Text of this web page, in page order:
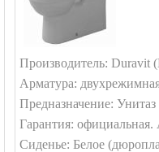
Производитель: Duravit
Арматура:
Предназначение:
Гарантия:
Сиденье: Белое